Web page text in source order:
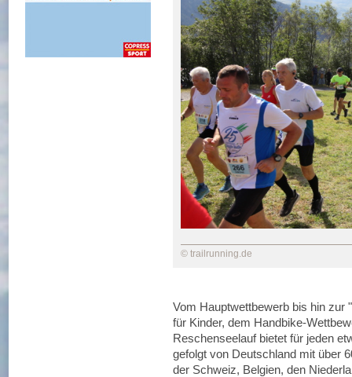
© trailrunning.de
Vom Hauptwettbewerb bis hin zur
für Kinder, dem Handbike-
Reschenseelauf bietet für jeden
gefolgt von Deutschland mit über
der Schweiz, Belgien, den